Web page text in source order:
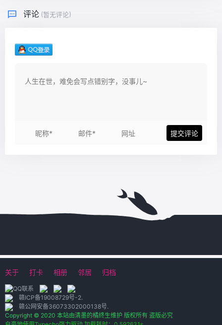
评论 (暂无评论)
关于 打卡 相册 邻居 归档
赣ICP备19008729号-2.
赣公网安备36073302000138号.
Copyright © 2020 本站由清墨的橘终生维护 版权所有 盗版必究